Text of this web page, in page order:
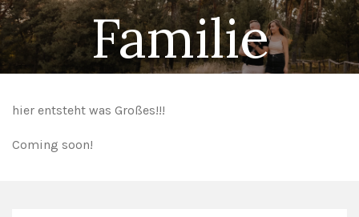
Familie
hier entsteht was Großes!!!
Coming soon!